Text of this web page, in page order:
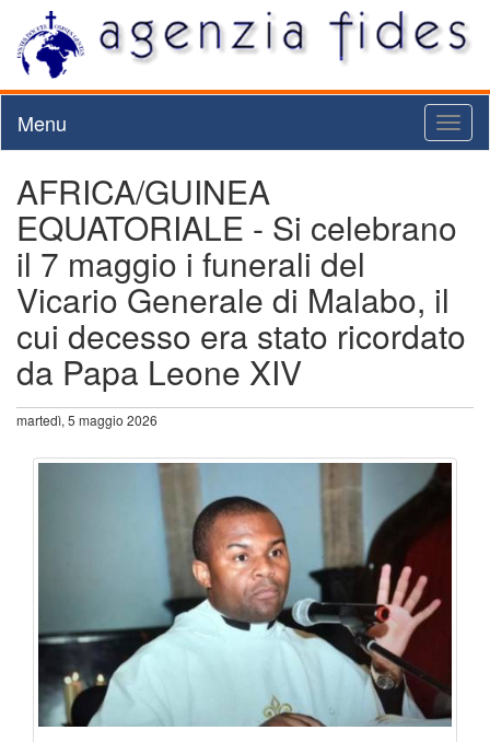
Menu
AFRICA/GUINEA
EQUATORIALE - Si celebrano
il 7 maggio i funerali del
Vicario Generale di Malabo, il
cui decesso era stato ricordato
da Papa Leone XIV
martedì, 5 maggio 2026